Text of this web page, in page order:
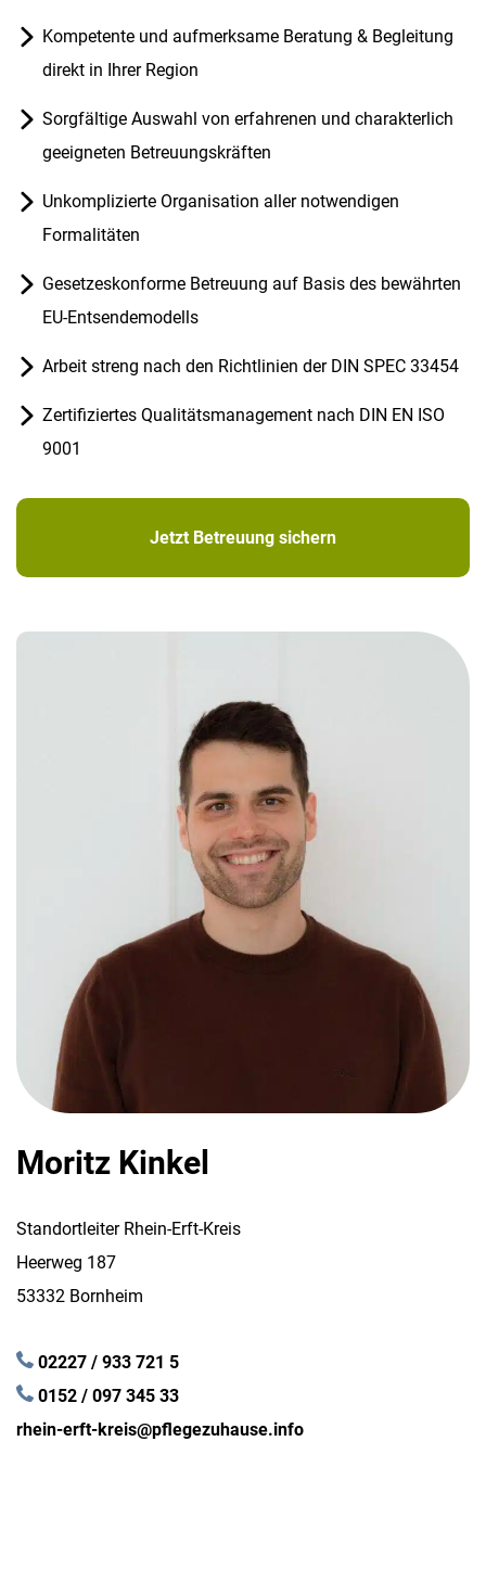
Kompetente und aufmerksame Beratung & Begleitung
direkt in Ihrer Region
Sorgfältige Auswahl von erfahrenen und charakterlich
geeigneten Betreuungskräften
Unkomplizierte Organisation aller notwendigen
Formalitäten
Gesetzeskonforme Betreuung auf Basis des bewährten
EU-Entsendemodells
Arbeit streng nach den Richtlinien der DIN SPEC 33454
Zertifiziertes Qualitätsmanagement nach DIN EN ISO
9001
Jetzt Betreuung sichern
Moritz Kinkel
Standortleiter Rhein-Erft-Kreis
Heerweg 187
53332 Bornheim
02227 / 933 721 5
0152 / 097 345 33
rhein-erft-kreis@pflegezuhause.info